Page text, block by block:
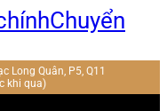
Chuyển
Long Quân, P5, Q11
khi qua)